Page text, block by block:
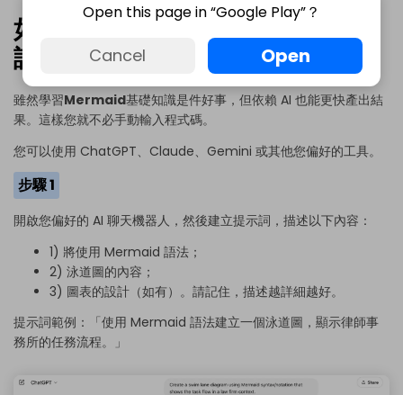
如何用 AI 生成 Mermaid 泳道圖
語法並修改
雖然學習Mermaid基礎知識是件好事，但依賴 AI 也能更快產出結
果。這樣您就不必手動輸入程式碼。
您可以使用 ChatGPT、Claude、Gemini 或其他您偏好的工具。
步驟 1
開啟您偏好的 AI 聊天機器人，然後建立提示詞，描述以下內容：
1) 將使用 Mermaid 語法；
2) 泳道圖的內容；
3) 圖表的設計（如有）。請記住，描述越詳細越好。
提示詞範例：「使用 Mermaid 語法建立一個泳道圖，顯示律師事
務所的任務流程。」
Open this page in “Google Play”？
Cancel Open